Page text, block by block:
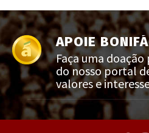
APOIE
Faça uma
do nosso portal
valores e